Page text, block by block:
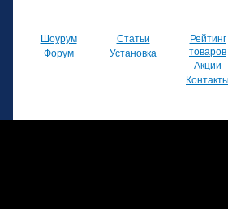
Шоурум
Форум
Статьи
Установка
Рейтинг
товаров
Акции